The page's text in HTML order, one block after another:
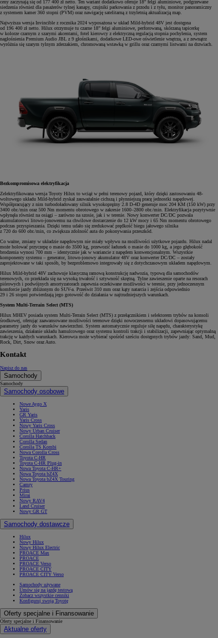
ceny zaczynają się od 177 400 zł netto. Ten wariant dodatkowo oferuje 18” felgi aluminiowe, podgrzewane
siedzenia również dla pasażerów tylnej kanapy, czujniki parkowania z przodu i z tyłu, monitor panoramiczny
z systemem kamer 360 stopni (PVM) oraz nawigację satelitarną z trzyletnią aktualizacją map.
Najwyższa wersja Invincible z rocznika 2024 wyposażona w układ Mild-hybrid 48V jest dostępna
od 196 400 zł netto. Hilux otrzymuje tu czarne 18” felgi aluminiowe, perforowaną, skórzaną tapicerkę
w kolorze czarnym z szarymi akcentami, fotel kierowcy z elektryczną regulacją stopnia pochylenia, system
nagłośnienia Premium Audio JBL z 9 głośnikami, dodatkowe LED-owe oświetlenie wnętrza, a z zewnątrz
wyróżnia się szarym tylnym zderzakiem, chromowaną wstawką w grillu oraz czarnymi listwami na drzwiach.
Bezkompromisowa elektryfikacja
Zelektryfikowana wersja Toyoty Hilux to wciąż w pełni terenowy pojazd, który dzięki zastosowaniu 48-
woltowego układu Mild-hybrid zyskał zauważalnie cichszą i płynniejszą pracę jednostki napędowej.
Współpracujący z nim turbodoładowany silnik wysokoprężny 2.8 D-4D generuje moc 204 KM (150 kW) przy
3400 obr./min oraz 500 Nm momentu obrotowego w zakresie 1600–2800 obr./min. Elektryfikacja pozytywnie
wpłynęła również na osiągi – zarówno na szosie, jak i w terenie. Nowy konwerter DC/DC pozwala
akumulatorowi litowo-jonowemu na chwilowe dostarczenie do 12 kW mocy i 65 Nm momentu obrotowego
podczas przyspieszania. Dzięki temu udało się zredukować prędkość biegu jałowego silnika
z 720 do 600 obr./min, co zwiększa zdolność auta do pokonywania przeszkód.
Co ważne, zmiany w układzie napędowym nie miały wpływu na możliwości użytkowe pojazdu. Hilux nadal
może holować przyczepę o masie do 3500 kg, przewozić ładunek o masie do 1000 kg, a jego głębokość
brodzenia wynosi 700 mm – identycznie jak w wariancie z napędem konwencjonalnym. Wszystkie
komponenty systemu – generator, litowo-jonowy akumulator 48V oraz konwerter DC/DC – zostały
zaprojektowane w taki sposób, by bezproblemowo integrowały się z dotychczasowym układem napędowym.
Hilux Mild-hybrid 48V zachowuje klasyczną ramową konstrukcję nadwozia, typową dla samochodów
terenowych, co przekłada się na wysoką trwałość i sztywność skrętną. Tylne zawieszenie oparte na resorach
piórowych i podwójnych amortyzatorach zapewnia oczekiwane możliwości w terenie, przy jednoczesnym
komforcie jazdy zbliżonym do SUV-a. Prześwit 310 mm oraz kąty natarcia i zejścia odpowiednio
29 i 26 stopni potwierdzają jego gotowość do działania w najtrudniejszych warunkach.
System Multi-Terrain Select (MTS)
Hilux MHEV posiada system Multi-Terrain Select (MTS) z przełącznikiem i selektorem trybów na konsoli
środkowej, oferując zaawansowane możliwości terenowe dzięki nowoczesnemu układowi dopasowującemu
parametry jazdy do warunków nawierzchni. System automatycznie reguluje siłę napędu, charakterystykę
zawieszenia, działanie układu hamulcowego oraz systemu kontroli trakcji i stabilizacji, zapewniając optymalną
trakcję w każdych warunkach. Kierowca może wybierać spośród sześciu dostępnych trybów jazdy: Sand, Mud,
Rock, Dirt, Snow oraz Auto.
Kontakt
Napisz do nas
Samochody
Samochody
Samochody osobowe
Nowe Aygo X
Yaris
GR Yaris
Yaris Cross
Nowy Yaris Cross
Nowy Urban Cruiser
Corolla Hatchback
Corolla Sedan
Corolla TS Kombi
Nowa Corolla Cross
Toyota C-HR
Toyota C-HR Plug-in
Nowa Toyota C-HR+
Nowa Toyota bZ4X
Nowa Toyota bZ4X Touring
Camry
Prius
Mirai
Nowy RAV4
Land Cruiser
Nowy GR GT
Samochody dostawcze
Hilux
Nowy Hilux
Nowy Hilux Electric
PROACE Max
PROACE
PROACE Verso
PROACE CITY
PROACE CITY Verso
Samochody używane
Umów się na jazdę testową
Zobacz wszystkie cenniki
Konfiguruj swoją Toyotę
Oferty specjalne i Finansowanie
Oferty specjalne i Finansowanie
Aktualne oferty